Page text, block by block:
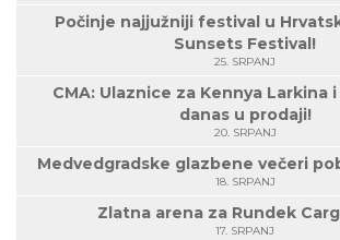
Počinje najjužniji festival u
Sunsets Festival!
25. SRPANJ
CMA: Ulaznice za Kennya Larkina
danas u prodaji!
20. SRPANJ
Medvedgradske glazbene večeri
18. SRPANJ
Zlatna arena za Rundek
17. SRPANJ